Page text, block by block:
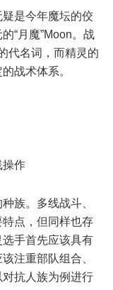
是今年魔坛的佼
“月魔”Moon。战
代名词，而精灵的
战术体系。
操作
族。多线战斗、
点，但同样也存
手首先应该具有
注重部队组合、
抗人族为例进行